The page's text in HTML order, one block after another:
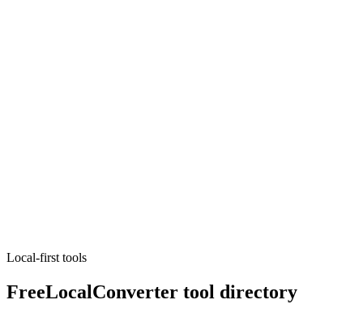
Local-first tools
FreeLocalConverter tool directory